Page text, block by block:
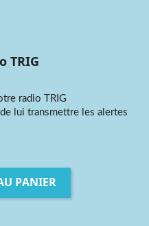
TRIG
radio TRIG
lui transmettre les alertes
PANIER